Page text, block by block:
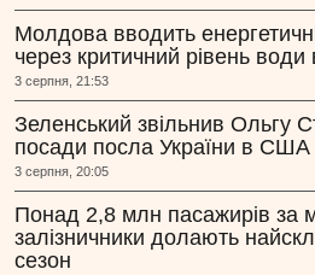
Молдова вводить
через критичний рівень води
3 серпня, 21:53
Зеленський звільнив Ольгу
посади посла України в США
3 серпня, 20:05
Понад 2,8 млн пасажирів за
залізничники долають
сезон